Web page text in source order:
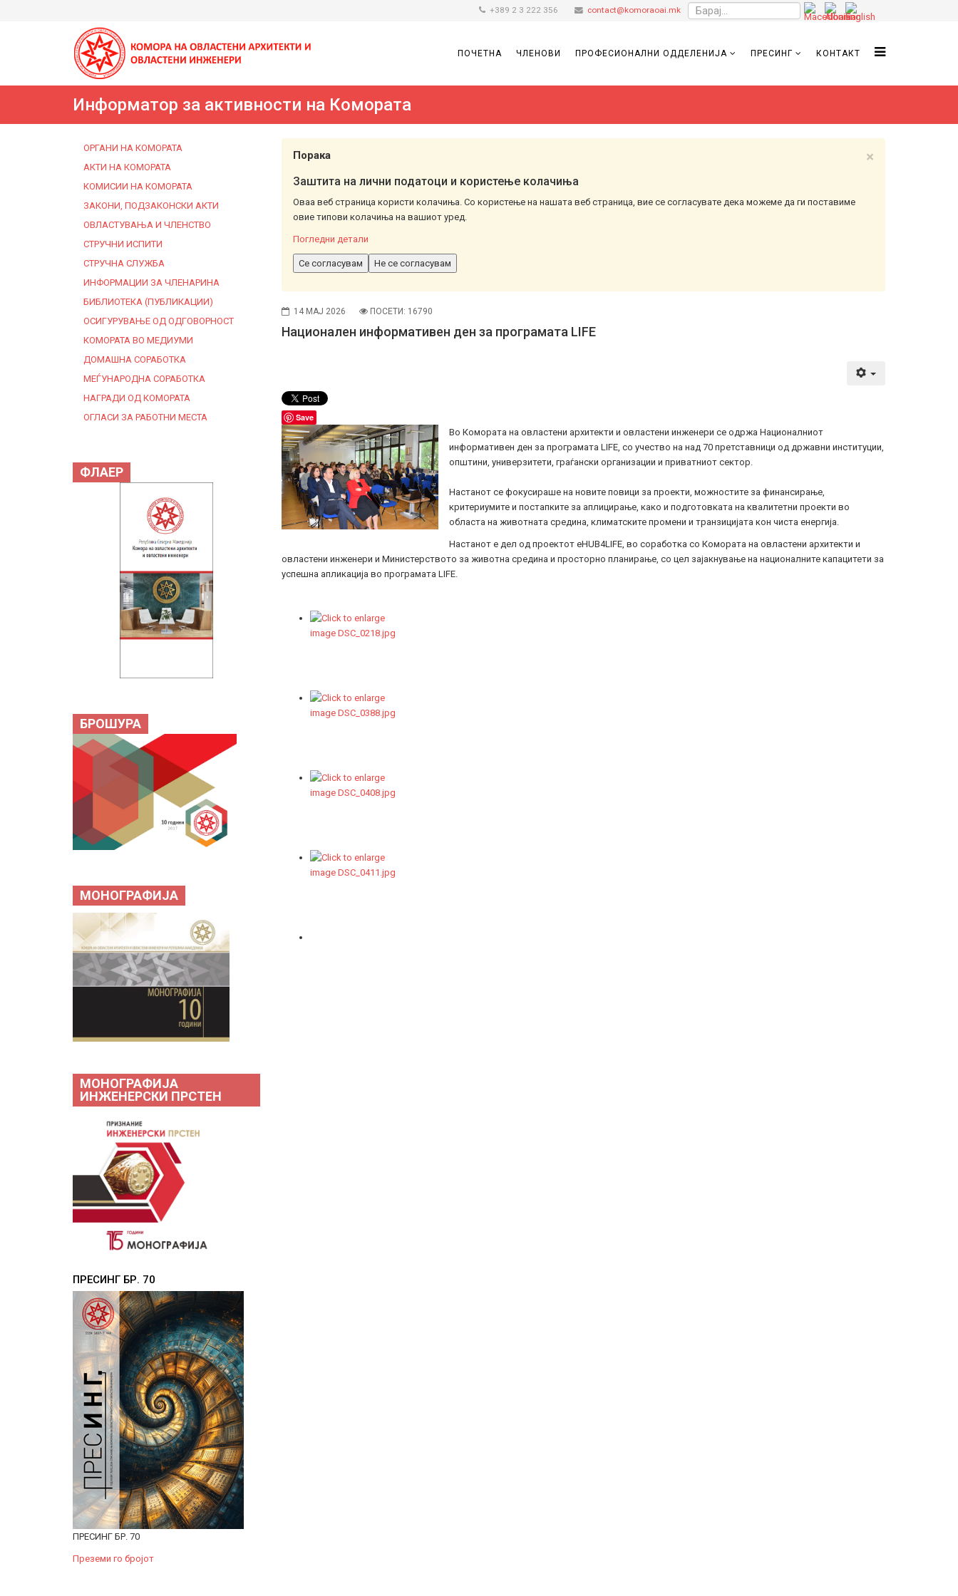
+389 2 3 222 356 contact@komoraoai.mk
ПОЧЕТНА ЧЛЕНОВИ ПРОФЕСИОНАЛНИ ОДДЕЛЕНИЈА ПРЕСИНГ КОНТАКТ
Информатор за активности на Комората
ОРГАНИ НА КОМОРАТА
АКТИ НА КОМОРАТА
КОМИСИИ НА КОМОРАТА
ЗАКОНИ, ПОДЗАКОНСКИ АКТИ
ОВЛАСТУВАЊА И ЧЛЕНСТВО
СТРУЧНИ ИСПИТИ
СТРУЧНА СЛУЖБА
ИНФОРМАЦИИ ЗА ЧЛЕНАРИНА
БИБЛИОТЕКА (ПУБЛИКАЦИИ)
ОСИГУРУВАЊЕ ОД ОДГОВОРНОСТ
КОМОРАТА ВО МЕДИУМИ
ДОМАШНА СОРАБОТКА
МЕЃУНАРОДНА СОРАБОТКА
НАГРАДИ ОД КОМОРАТА
ОГЛАСИ ЗА РАБОТНИ МЕСТА
ФЛАЕР
БРОШУРА
МОНОГРАФИЈА
МОНОГРАФИЈА
ИНЖЕНЕРСКИ ПРСТЕН
ПРЕСИНГ БР. 70
ПРЕСИНГ БР. 70
Преземи го бројот
×
Порака
Заштита на лични податоци и користење колачиња
Оваа веб страница користи колачиња. Со користење на нашата веб страница, вие се согласувате дека можеме да ги поставиме
овие типови колачиња на вашиот уред.
Погледни детали
Се согласувам Не се согласувам
14 МАЈ 2026 ПОСЕТИ: 16790
Националeн информативен ден за програмата LIFE
Save
Во Комората на овластени архитекти и овластени инженери се одржа Националниот
информативен ден за програмата LIFE, со учество на над 70 претставници од државни институции,
општини, универзитети, граѓански организации и приватниот сектор.
Настанот се фокусираше на новите повици за проекти, можностите за финансирање,
критериумите и постапките за аплицирање, како и подготовката на квалитетни проекти во
областа на животната средина, климатските промени и транзицијата кон чиста енергија.
Настанот е дел од проектот eHUB4LIFE, во соработка со Комората на овластени архитекти и
овластени инженери и Министерството за животна средина и просторно планирање, со цел зајакнување на националните капацитети за
успешна апликација во програмата LIFE.